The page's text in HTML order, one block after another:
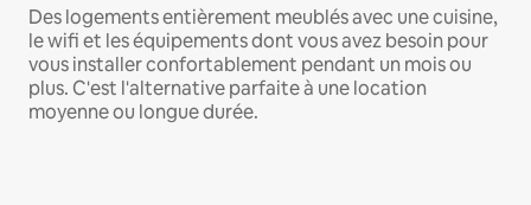
Des logements entièrement meublés avec une cuisine,
le wifi et les équipements dont vous avez besoin pour
vous installer confortablement pendant un mois ou
plus. C'est l'alternative parfaite à une location
moyenne ou longue durée.